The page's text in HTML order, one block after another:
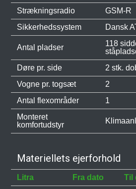
Strækningsradio
GSM-R
Sikkerhedssystem
Dansk
Antal pladser
118
Døre pr. side
2 stk.
Vogne pr. togsæt
2
Antal flexområder
1
Monteret
komfortudstyr
Materiellets ejerforhold
Litra Fra dato Til